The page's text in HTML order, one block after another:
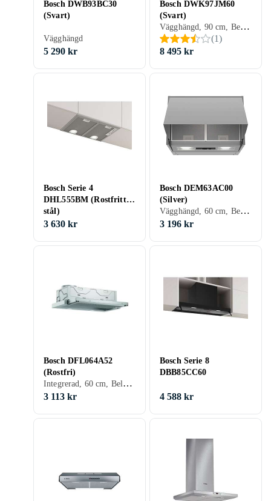
Bosch DWB93BC30
(Svart)
Vägghängd
5 290 kr
Bosch DWK97JM60
(Svart)
Vägghängd, 90 cm, Belysning, Filterindikator
(1)
8 495 kr
Bosch Serie 4
DHL555BM (Rostfritt
stål)
3 630 kr
Bosch DEM63AC00
(Silver)
Vägghängd, 60 cm, Belysning, Utdragbar
3 196 kr
Bosch DFL064A52
(Rostfri)
Integrerad, 60 cm, Belysning, Utdragbar
3 113 kr
Bosch Serie 8
DBB85CC60
4 588 kr